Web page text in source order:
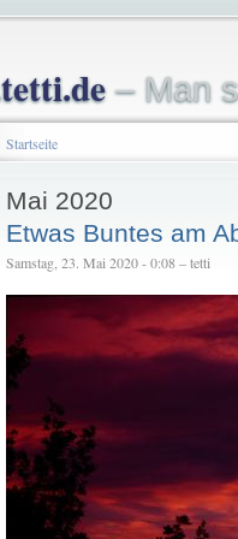
– Man
Startseite
Mai 2020
Etwas Buntes am
Samstag, 23. Mai 2020 - 0:08 – tetti